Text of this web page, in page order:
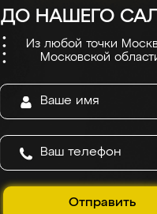
ДО НАШЕГО
Из любой точки
Московской
Отправить